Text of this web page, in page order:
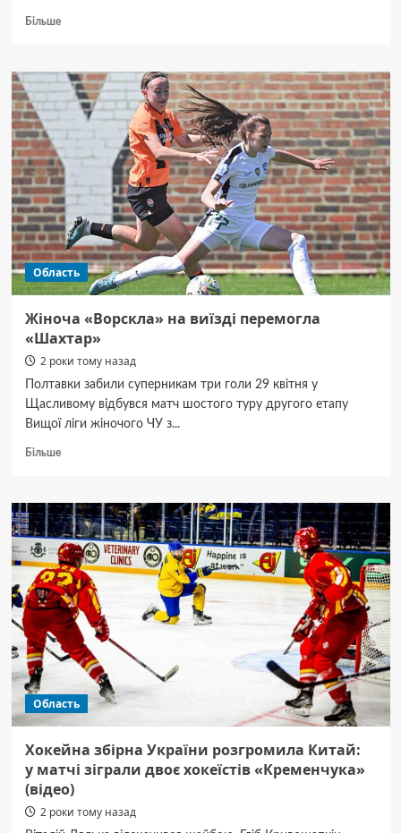
БільшеДокладніше
села
на
Полтавщині
збунтувалися
через
вежу
мобільного
зв’язку
Область
Жіноча «Ворскла» на виїзді перемогла
«Шахтар»
2 роки тому назад
Полтавки забили суперникам три голи 29 квітня у
Щасливому відбувся матч шостого туру другого етапу
Вищої ліги жіночого ЧУ з...
БільшеДокладніше
«Ворскла»
на виїзді
перемогла
«Шахтар»
Область
Хокейна збірна України розгромила Китай:
у матчі зіграли двоє хокеїстів «Кременчука»
(відео)
2 роки тому назад